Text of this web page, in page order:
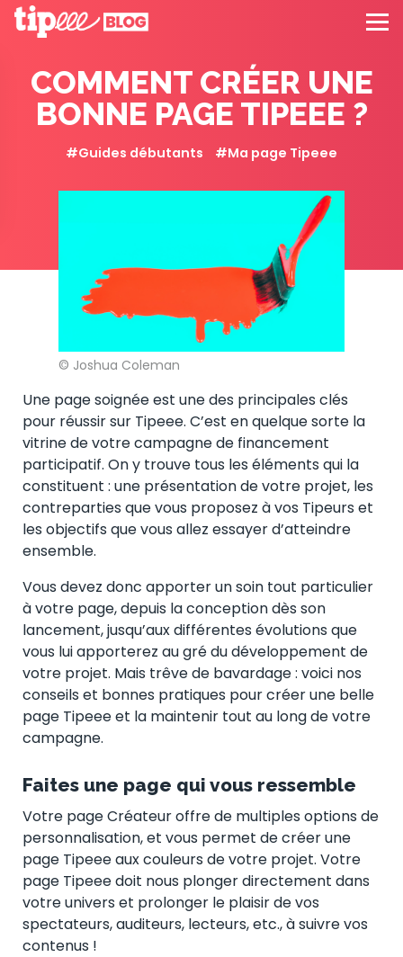
COMMENT CRÉER UNE
BONNE PAGE TIPEEE ?
Guides débutants Ma page Tipeee
© Joshua Coleman
Une page soignée est une des principales clés
pour réussir sur Tipeee. C’est en quelque sorte la
vitrine de votre campagne de financement
participatif. On y trouve tous les éléments qui la
constituent : une présentation de votre projet, les
contreparties que vous proposez à vos Tipeurs et
les objectifs que vous allez essayer d’atteindre
ensemble.
Vous devez donc apporter un soin tout particulier
à votre page, depuis la conception dès son
lancement, jusqu’aux différentes évolutions que
vous lui apporterez au gré du développement de
votre projet. Mais trêve de bavardage : voici nos
conseils et bonnes pratiques pour créer une belle
page Tipeee et la maintenir tout au long de votre
campagne.
Faites une page qui vous ressemble
Votre page Créateur offre de multiples options de
personnalisation, et vous permet de créer une
page Tipeee aux couleurs de votre projet. Votre
page Tipeee doit nous plonger directement dans
votre univers et prolonger le plaisir de vos
spectateurs, auditeurs, lecteurs, etc., à suivre vos
contenus !